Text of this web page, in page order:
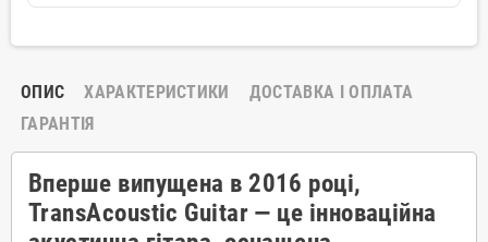
ОПИС ХАРАКТЕРИСТИКИ
ДОСТАВКА І ОПЛАТА
ГАРАНТІЯ
Вперше випущена в 2016 році,
TransAcoustic Guitar — це інноваційна